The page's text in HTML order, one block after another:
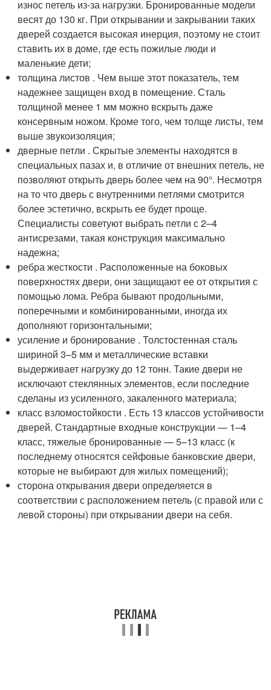
износ петель из-за нагрузки. Бронированные модели
весят до 130 кг. При открывании и закрывании таких
дверей создается высокая инерция, поэтому не стоит
ставить их в доме, где есть пожилые люди и
маленькие дети;
толщина листов . Чем выше этот показатель, тем
надежнее защищен вход в помещение. Сталь
толщиной менее 1 мм можно вскрыть даже
консервным ножом. Кроме того, чем толще листы, тем
выше звукоизоляция;
дверные петли . Скрытые элементы находятся в
специальных пазах и, в отличие от внешних петель, не
позволяют открыть дверь более чем на 90°. Несмотря
на то что дверь с внутренними петлями смотрится
более эстетично, вскрыть ее будет проще.
Специалисты советуют выбрать петли с 2–4
антисрезами, такая конструкция максимально
надежна;
ребра жесткости . Расположенные на боковых
поверхностях двери, они защищают ее от открытия с
помощью лома. Ребра бывают продольными,
поперечными и комбинированными, иногда их
дополняют горизонтальными;
усиление и бронирование . Толстостенная сталь
шириной 3–5 мм и металлические вставки
выдерживает нагрузку до 12 тонн. Такие двери не
исключают стеклянных элементов, если последние
сделаны из усиленного, закаленного материала;
класс взломостойкости . Есть 13 классов устойчивости
дверей. Стандартные входные конструкции — 1–4
класс, тяжелые бронированные — 5–13 класс (к
последнему относятся сейфовые банковские двери,
которые не выбирают для жилых помещений);
сторона открывания двери определяется в
соответствии с расположением петель (с правой или с
левой стороны) при открывании двери на себя.